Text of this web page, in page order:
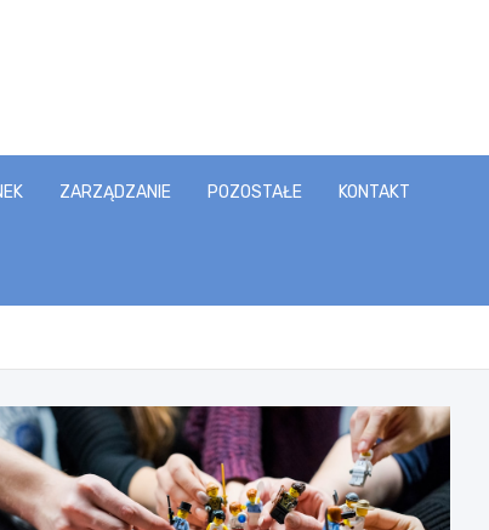
ZARZĄDZANIE POZOSTAŁE KONTAKT